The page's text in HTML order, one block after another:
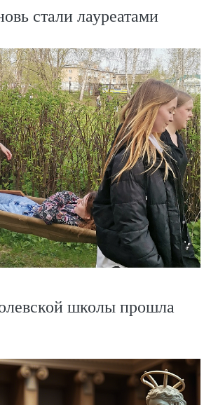
стали лауреатами
школы прошла